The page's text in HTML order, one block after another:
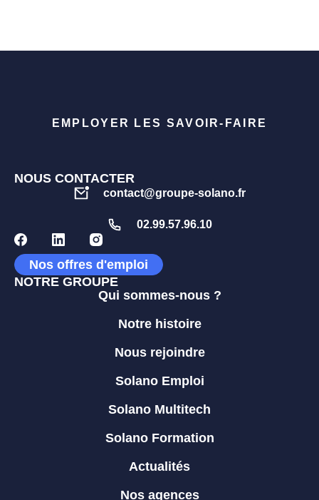
EMPLOYER LES SAVOIR-FAIRE
NOUS CONTACTER
contact@groupe-solano.fr
02.99.57.96.10
Nos offres d'emploi
NOTRE GROUPE
Qui sommes-nous ?
Notre histoire
Nous rejoindre
Solano Emploi
Solano Multitech
Solano Formation
Actualités
Nos agences